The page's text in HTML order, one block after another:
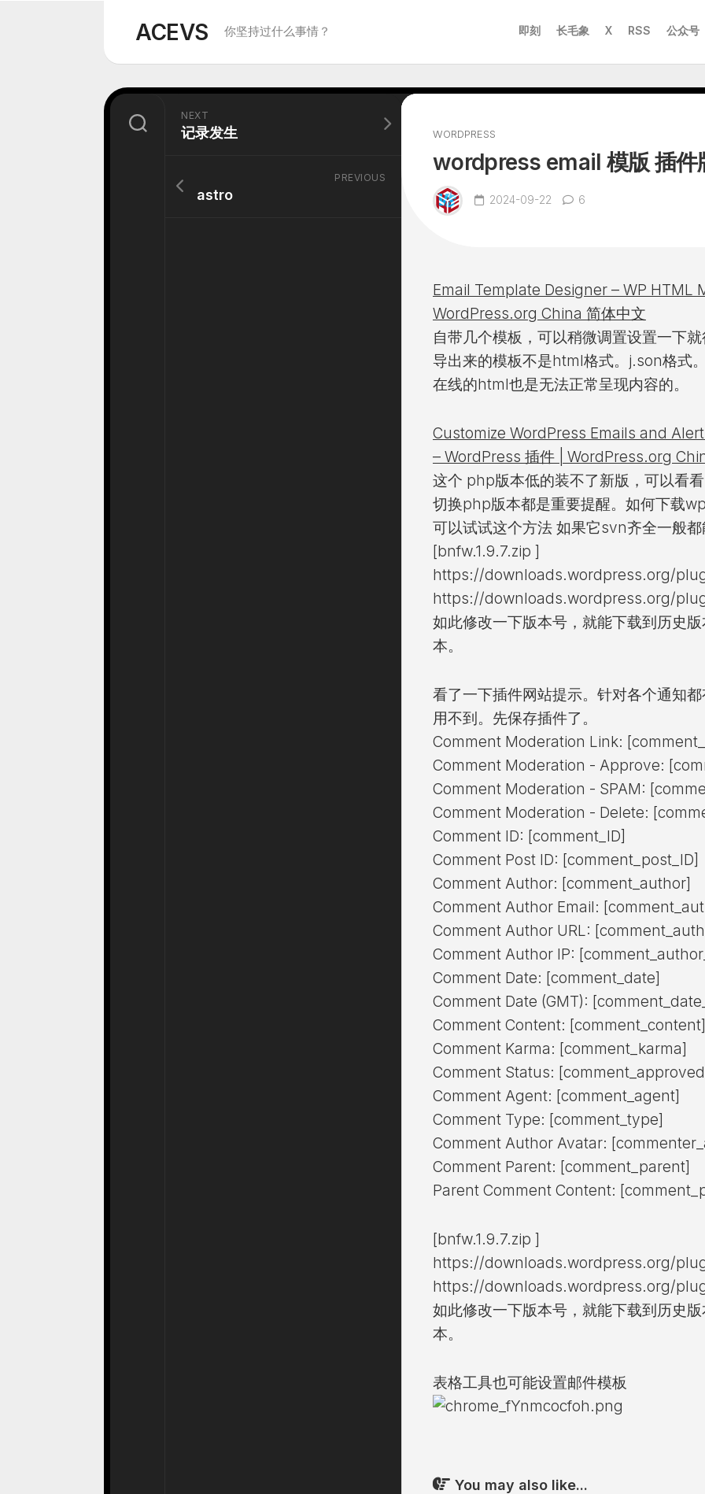
ACEVS 你坚持过什么事情？ 即刻 长毛象 X RSS 公众号
WORDPRESS
wordpress email 模版 插件
2024-09-22 6
Email Template Designer – WP HTML
WordPress.org China 简体中文
自带几个模板，可以稍微调置设置一下
导出来的模板不是html格式。j.son格式
在线的html也是无法正常呈现内容的。
Customize WordPress Emails and
– WordPress 插件 | WordPress.org
这个 php版本低的装不了新版，可以看
切换php版本都是重要提醒。如何下载
可以试试这个方法 如果它svn齐全一般
[bnfw.1.9.7.zip ]
https://downloads.wordpress.org/
https://downloads.wordpress.org/
如此修改一下版本号，就能下载到历史
本。
看了一下插件网站提示。针对各个通知
用不到。先保存插件了。
Comment Moderation Link:
Comment Moderation - Approve:
Comment Moderation - SPAM:
Comment Moderation - Delete:
Comment ID: [comment_ID]
Comment Post ID: [comment_post_ID]
Comment Author: [comment_author]
Comment Author Email:
Comment Author URL:
Comment Author IP:
Comment Date: [comment_date]
Comment Date (GMT):
Comment Content: [comment_content]
Comment Karma: [comment_karma]
Comment Status:
Comment Agent: [comment_agent]
Comment Type: [comment_type]
Comment Author Avatar:
Comment Parent: [comment_parent]
Parent Comment Content:
[bnfw.1.9.7.zip ]
https://downloads.wordpress.org/
https://downloads.wordpress.org/
如此修改一下版本号，就能下载到历史
本。
表格工具也可能设置邮件模板
You may also like...
NEXT
记录发生
PREVIOUS
astro